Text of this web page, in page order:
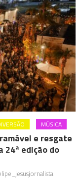
MÚSICA
e resgate
24ª edição do